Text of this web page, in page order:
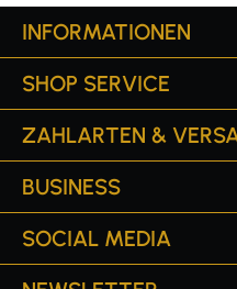
INFORMATIONEN
SHOP SERVICE
ZAHLARTEN &
BUSINESS
SOCIAL MEDIA